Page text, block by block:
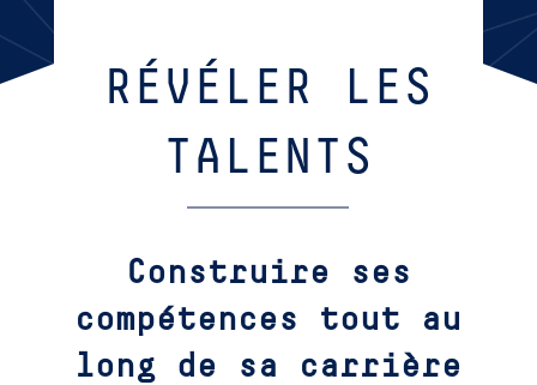
RÉVÉLER LES
TALENTS
Construire ses
compétences tout au
long de sa carrière